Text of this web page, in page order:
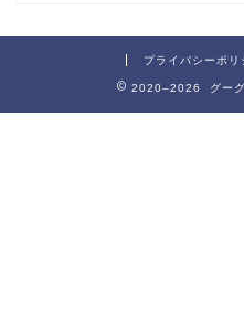
プライバシーポリ
2020–2026 グーグ